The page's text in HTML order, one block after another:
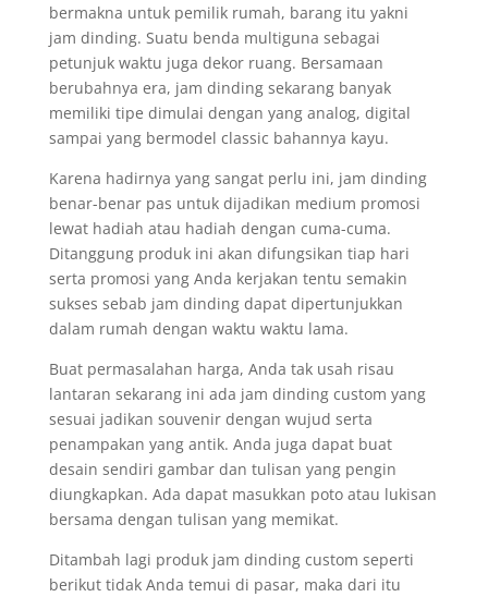
bermakna untuk pemilik rumah, barang itu yakni
jam dinding. Suatu benda multiguna sebagai
petunjuk waktu juga dekor ruang. Bersamaan
berubahnya era, jam dinding sekarang banyak
memiliki tipe dimulai dengan yang analog, digital
sampai yang bermodel classic bahannya kayu.
Karena hadirnya yang sangat perlu ini, jam dinding
benar-benar pas untuk dijadikan medium promosi
lewat hadiah atau hadiah dengan cuma-cuma.
Ditanggung produk ini akan difungsikan tiap hari
serta promosi yang Anda kerjakan tentu semakin
sukses sebab jam dinding dapat dipertunjukkan
dalam rumah dengan waktu waktu lama.
Buat permasalahan harga, Anda tak usah risau
lantaran sekarang ini ada jam dinding custom yang
sesuai jadikan souvenir dengan wujud serta
penampakan yang antik. Anda juga dapat buat
desain sendiri gambar dan tulisan yang pengin
diungkapkan. Ada dapat masukkan poto atau lukisan
bersama dengan tulisan yang memikat.
Ditambah lagi produk jam dinding custom seperti
berikut tidak Anda temui di pasar, maka dari itu